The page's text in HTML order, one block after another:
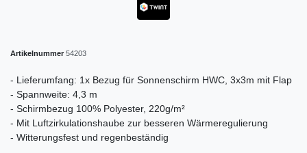
Artikelnummer 54203
- Lieferumfang: 1x Bezug für Sonnenschirm HWC, 3x3m mit Flap
- Spannweite: 4,3 m
- Schirmbezug 100% Polyester, 220g/m²
- Mit Luftzirkulationshaube zur besseren Wärmeregulierung
- Witterungsfest und regenbeständig